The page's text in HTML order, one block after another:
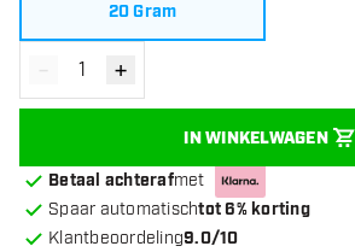
20 Gram
Verminder hoeveelheid
- Verhoog hoeveelheid
+
IN WINKELWAGEN
Betaal achterafmet
Spaar automatischtot 6% korting
Klantbeoordeling9.0/10